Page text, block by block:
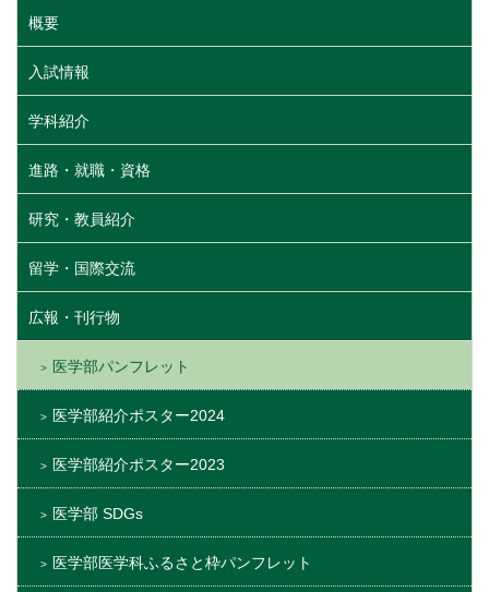
概要
入試情報
学科紹介
進路・就職・資格
研究・教員紹介
留学・国際交流
広報・刊行物
医学部パンフレット
医学部紹介ポスター2024
医学部紹介ポスター2023
医学部 SDGs
医学部医学科ふるさと枠パンフレット